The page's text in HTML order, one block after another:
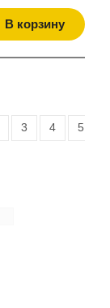
В корзину
3 4 5